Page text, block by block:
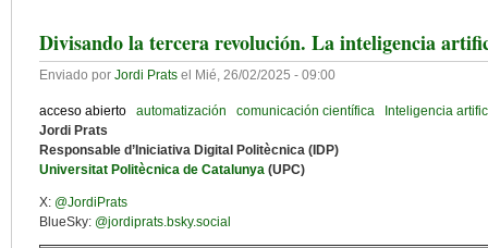
Divisando la tercera revolución. La inteligencia
Enviado por Jordi Prats el Mié, 26/02/2025 - 09:00
acceso abierto automatización comunicación científica
Inteligencia
Jordi Prats
Responsable d’Iniciativa Digital Politècnica (IDP)
Universitat Politècnica de Catalunya (UPC)
X: @JordiPrats
BlueSky: @jordiprats.bsky.social